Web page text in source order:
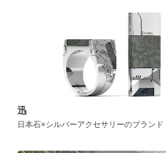
迅
日本石×シルバーアクセサリーのブランド